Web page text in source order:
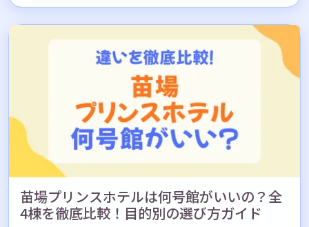
苗場プリンスホテルは何号館がいいの？全
4棟を徹底比較！目的別の選び方ガイド